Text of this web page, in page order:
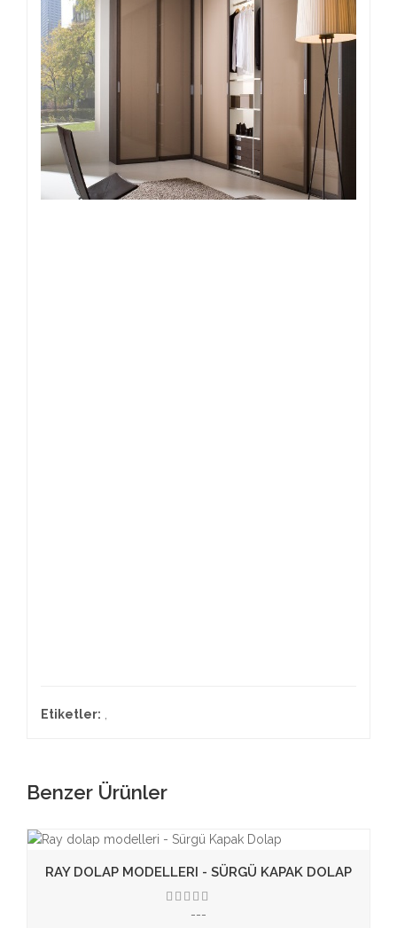
Etiketler:
Benzer Ürünler
RAY DOLAP MODELLERI - SÜRGÜ KAPAK DOLAP
3.50
---